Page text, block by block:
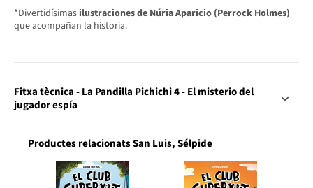
*Divertidísimas ilustraciones de Núria Aparicio (Perrock Holmes)
que acompañan la historia.
Fitxa tècnica - La Pandilla Pichichi 4 - El misterio del
jugador espía
Productes relacionats San Luis, Sélpide